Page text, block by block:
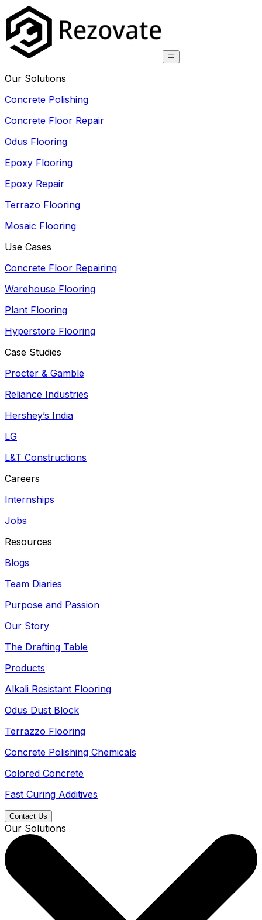
Our Solutions
Concrete Polishing
Concrete Floor Repair
Odus Flooring
Epoxy Flooring
Epoxy Repair
Terrazo Flooring
Mosaic Flooring
Use Cases
Concrete Floor Repairing
Warehouse Flooring
Plant Flooring
Hyperstore Flooring
Case Studies
Procter & Gamble
Reliance Industries
Hershey’s India
LG
L&T Constructions
Careers
Internships
Jobs
Resources
Blogs
Team Diaries
Purpose and Passion
Our Story
The Drafting Table
Products
Alkali Resistant Flooring
Odus Dust Block
Terrazzo Flooring
Concrete Polishing Chemicals
Colored Concrete
Fast Curing Additives
Contact Us
Our Solutions